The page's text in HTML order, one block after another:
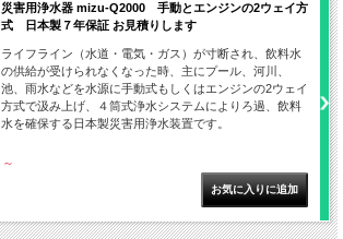
災害用浄水器 mizu-Q2000 手動とエンジンの2ウェイ方
式 日本製７年保証 お見積りします
ライフライン（水道・電気・ガス）が寸断され、飲料水
の供給が受けられなくなった時、主にプール、河川、
池、雨水などを水源に手動式もしくはエンジンの2ウェイ
方式で汲み上げ、４筒式浄水システムによりろ過、飲料
水を確保する日本製災害用浄水装置です。
～